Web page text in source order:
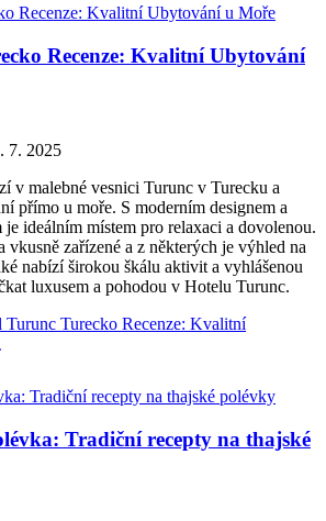
Recenze: Kvalitní Ubytování
7. 2025
v malebné vesnici Turunc v Turecku a
přímo u moře. S moderním designem a
je ideálním místem pro relaxaci a dovolenou.
vkusně zařízené a z některých je výhled na
nabízí širokou škálu aktivit a vyhlášenou
luxusem a pohodou v Hotelu Turunc.
Turunc Turecko Recenze: Kvalitní
Tradiční recepty na thajské